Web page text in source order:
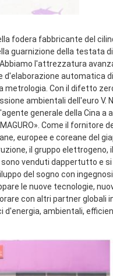
fodera fabbricante del
guarnizione della testata
l'attrezzatura
d'elaborazione automatica
metrologia. Con il difetto
ambientali dell'euro V.
generale della Cina a
Come il fornitore
europee e coreane del
il gruppo elettrogeno,
venduti dappertutto e si
del sogno con
le nuove tecnologie,
con altri partner globali
ambientali,